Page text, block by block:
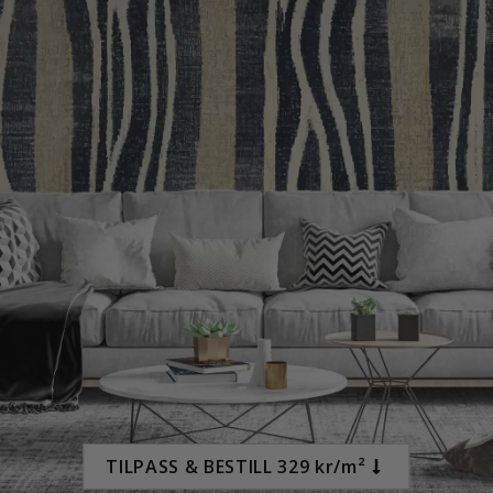
249,00 Kr
TILPASS & BESTILL 329 kr/m²